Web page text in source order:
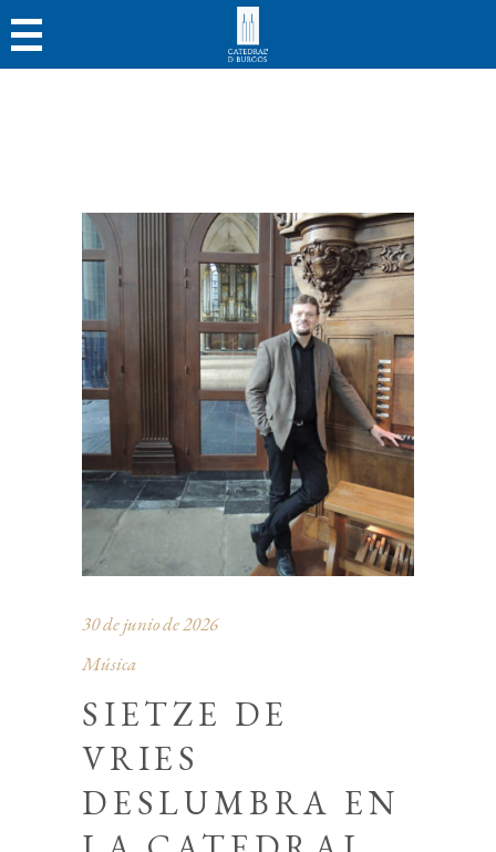
30 de junio de 2026
Música
SIETZE DE
VRIES
DESLUMBRA EN